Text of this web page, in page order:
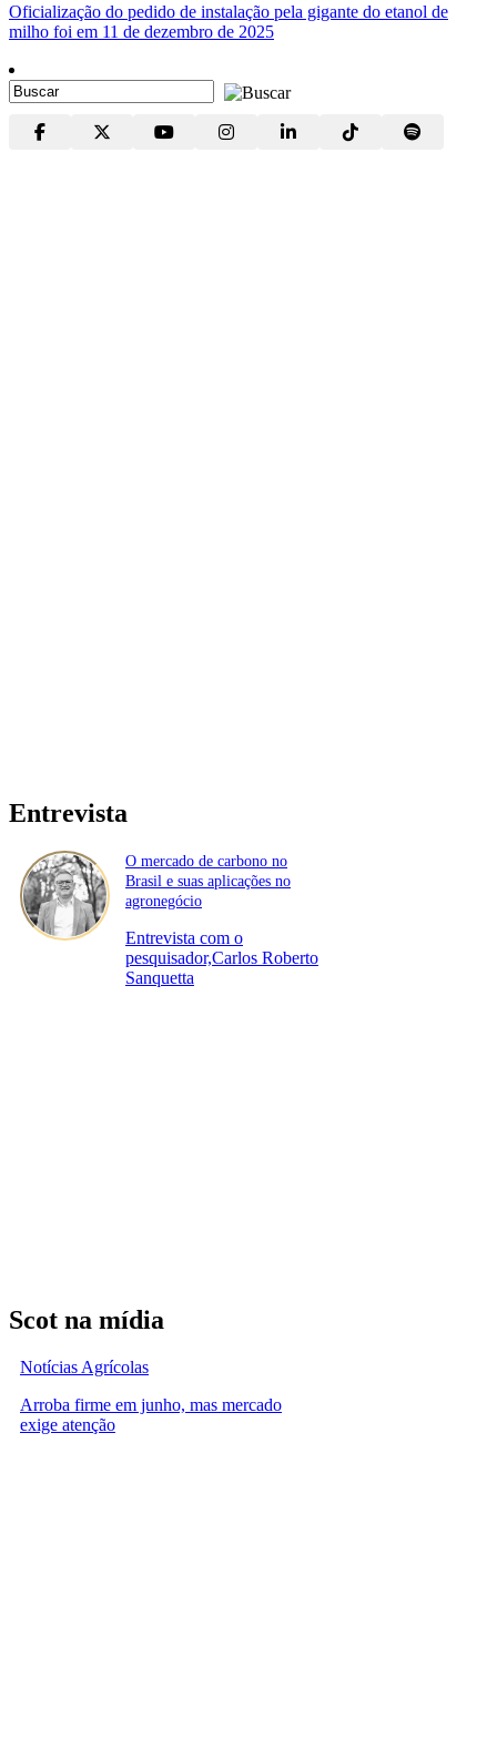
Oficialização do pedido de instalação pela gigante do etanol de
milho foi em 11 de dezembro de 2025
Entrevista
O mercado de carbono no
Brasil e suas aplicações no
agronegócio
Entrevista com o
pesquisador,Carlos Roberto
Sanquetta
Scot na mídia
Notícias Agrícolas
Arroba firme em junho, mas mercado
exige atenção